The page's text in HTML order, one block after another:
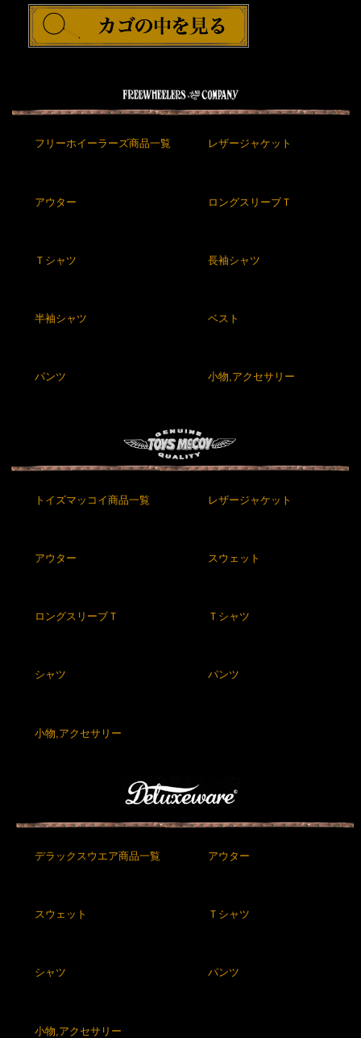
フリーホイーラーズ商品一覧 レザージャケット
アウター ロングスリーブＴ
Ｔシャツ 長袖シャツ
半袖シャツ ベスト
パンツ 小物,アクセサリー
トイズマッコイ商品一覧 レザージャケット
アウター スウェット
ロングスリーブＴ Ｔシャツ
シャツ パンツ
小物,アクセサリー
デラックスウエア商品一覧 アウター
スウェット Ｔシャツ
シャツ パンツ
小物,アクセサリー